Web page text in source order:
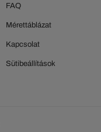
FAQ
Mérettáblázat
Kapcsolat
Sütibeállítások